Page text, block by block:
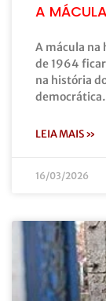
A
A mácula
de 1964
na história
LEIA MAIS »
16/03/2026